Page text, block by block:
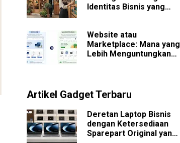
Identitas Bisnis yang
Website atau
Marketplace: Mana yang
Lebih Menguntungkan
Artikel Gadget Terbaru
Deretan Laptop Bisnis
dengan Ketersediaan
Sparepart Original yang